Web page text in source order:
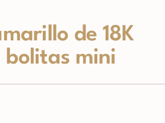
de 18K
bolitas mini